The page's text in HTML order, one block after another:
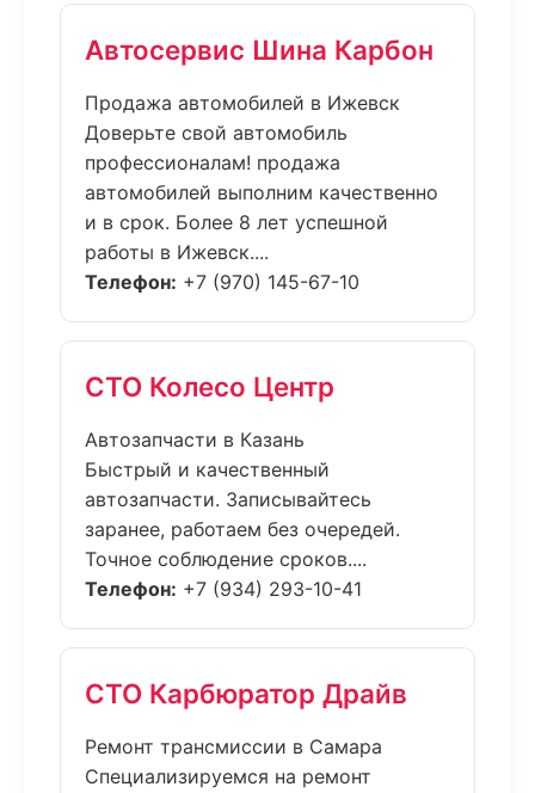
Автосервис Шина Карбон
Продажа автомобилей в Ижевск
Доверьте свой автомобиль
профессионалам! продажа
автомобилей выполним качественно
и в срок. Более 8 лет успешной
работы в Ижевск....
Телефон: +7 (970) 145-67-10
СТО Колесо Центр
Автозапчасти в Казань
Быстрый и качественный
автозапчасти. Записывайтесь
заранее, работаем без очередей.
Точное соблюдение сроков....
Телефон: +7 (934) 293-10-41
СТО Карбюратор Драйв
Ремонт трансмиссии в Самара
Специализируемся на ремонт